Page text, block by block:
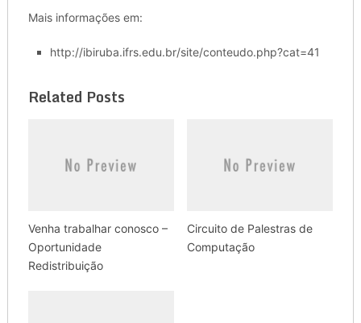
Mais informações em:
http://ibiruba.ifrs.edu.br/site/conteudo.php?cat=41
Related Posts
Venha trabalhar conosco –
Oportunidade
Redistribuição
Circuito de Palestras de
Computação